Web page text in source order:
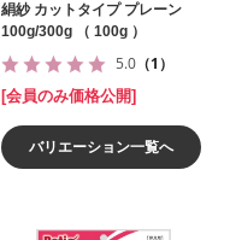
絹紗 カットタイプ プレーン
100g/300g （ 100g ）
5.0 （1）
[会員のみ価格公開]
バリエーション一覧へ